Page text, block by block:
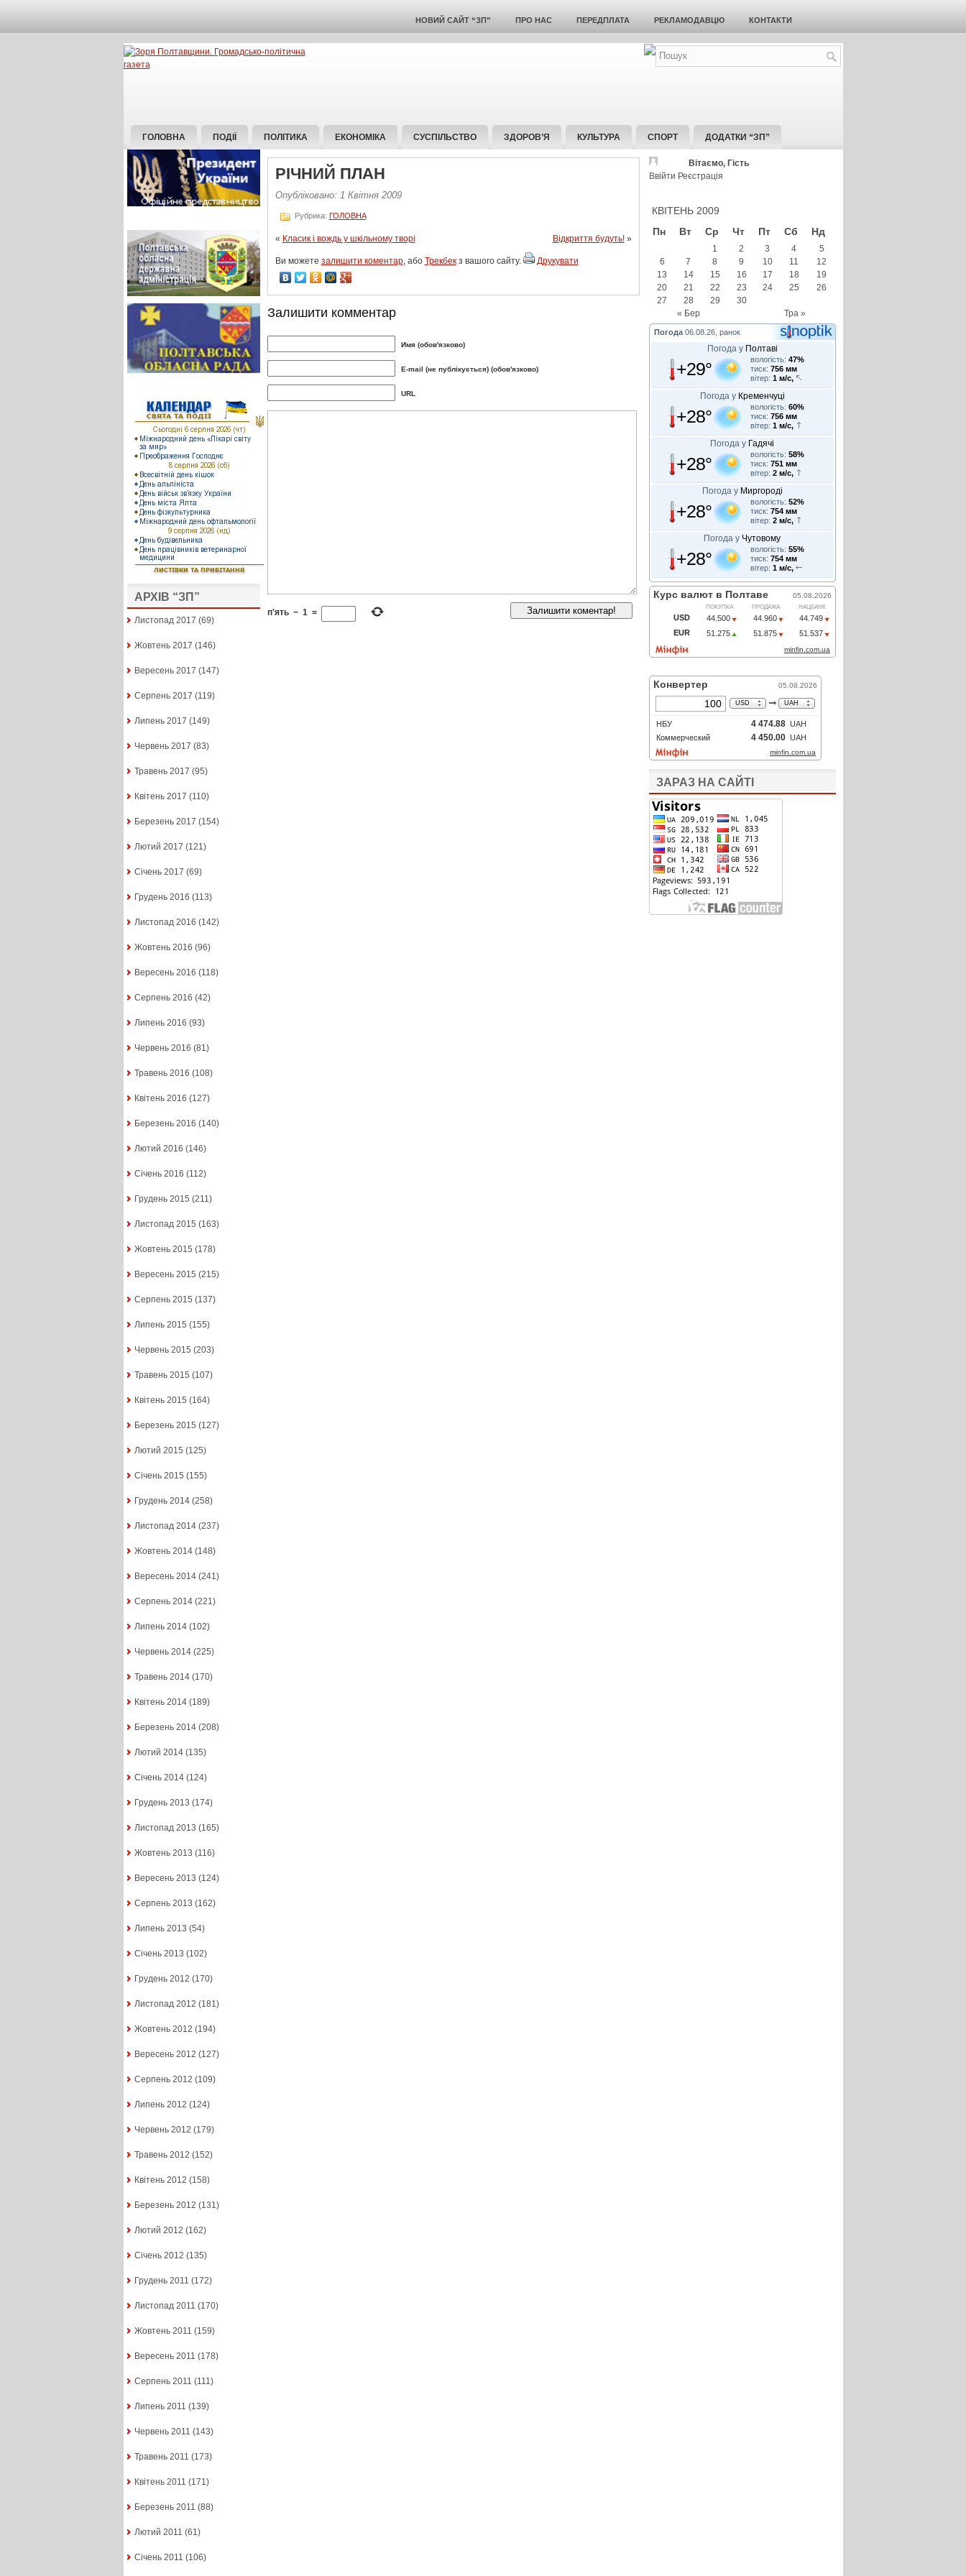
НОВИЙ САЙТ “ЗП” ПРО НАС ПЕРЕДПЛАТА РЕКЛАМОДАВЦЮ КОНТАКТИ
ГОЛОВНА ПОДІЇ ПОЛІТИКА ЕКОНОМІКА СУСПІЛЬСТВО ЗДОРОВ’Я КУЛЬТУРА СПОРТ ДОДАТКИ “ЗП”
АРХІВ “ЗП”
Листопад 2017 (69)
Жовтень 2017 (146)
Вересень 2017 (147)
Серпень 2017 (119)
Липень 2017 (149)
Червень 2017 (83)
Травень 2017 (95)
Квітень 2017 (110)
Березень 2017 (154)
Лютий 2017 (121)
Січень 2017 (69)
Грудень 2016 (113)
Листопад 2016 (142)
Жовтень 2016 (96)
Вересень 2016 (118)
Серпень 2016 (42)
Липень 2016 (93)
Червень 2016 (81)
Травень 2016 (108)
Квітень 2016 (127)
Березень 2016 (140)
Лютий 2016 (146)
Січень 2016 (112)
Грудень 2015 (211)
Листопад 2015 (163)
Жовтень 2015 (178)
Вересень 2015 (215)
Серпень 2015 (137)
Липень 2015 (155)
Червень 2015 (203)
Травень 2015 (107)
Квітень 2015 (164)
Березень 2015 (127)
Лютий 2015 (125)
Січень 2015 (155)
Грудень 2014(258)
Листопад 2014(237)
Жовтень 2014(148)
Вересень 2014(241)
Серпень 2014(221)
Липень 2014(102)
Червень 2014(225)
Травень 2014(170)
Квітень 2014(189)
Березень 2014(208)
Лютий 2014(135)
Січень 2014(124)
Грудень 2013 (174)
Листопад 2013 (165)
Жовтень 2013 (116)
Вересень 2013 (124)
Серпень 2013 (162)
Липень 2013 (54)
Січень 2013 (102)
Грудень 2012 (170)
Листопад 2012 (181)
Жовтень 2012 (194)
Вересень 2012 (127)
Серпень 2012 (109)
Липень 2012 (124)
Червень 2012 (179)
Травень 2012 (152)
Квітень 2012 (158)
Березень 2012 (131)
Лютий 2012 (162)
Січень 2012 (135)
Грудень 2011 (172)
Листопад 2011 (170)
Жовтень 2011 (159)
Вересень 2011 (178)
Серпень 2011 (111)
Липень 2011 (139)
Червень 2011 (143)
Травень 2011 (173)
Квітень 2011 (171)
Березень 2011 (88)
Лютий 2011 (61)
Січень 2011 (106)
РІЧНИЙ ПЛАН
Опубліковано: 1 Квітня 2009
Рубрика: ГОЛОВНА
« Класик і вождь у шкільному творі Відкриття будуть!»
Ви можете залишити коментар, або Трекбекз вашого сайту. Друкувати
Залишити комментар
Имя (обов'язково)
E-mail (не публікується) (обов'язково)
URL
п'ять − 1 =
Вітаємо, Гість
Ввійти Реєстрація
КВІТЕНЬ 2009
Пн
Вт Ср Чт Пт Сб Нд
« Бер Тра »
1 2 3 4
5
6
7 8 9 10 11
12
13
14 15 16 17 18
19
20
21 22 23 24 25
26
27
28 29 30
Погода 06.08.26, ранок
Погода у Полтаві
+29° вологість: 47%
тиск: 756 мм
вітер: 1 м/с,
Погода у Кременчуці
+28° вологість: 60%
тиск: 756 мм
вітер: 1 м/с,
Погода у Гадячі
+28° вологість: 58%
тиск: 751 мм
вітер: 2 м/с,
Погода у Миргороді
+28° вологість: 52%
тиск: 754 мм
вітер: 2 м/с,
Погода у Чутовому
+28° вологість: 55%
тиск: 754 мм
вітер: 1 м/с,
ЗАРАЗ НА САЙТІ